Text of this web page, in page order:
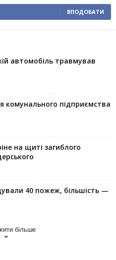
ВПОДОБАТИ
автомобіль травмував
комунального підприємства
на щиті загиблого
40 пожеж, більшість —
більше